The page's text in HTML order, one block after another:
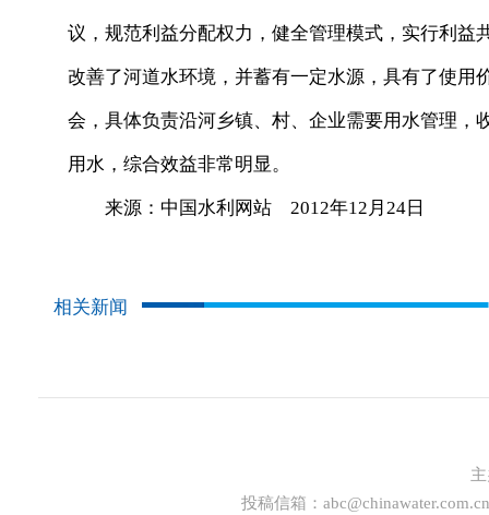
议，规范利益分配权力，健全管理模式，实行利
改善了河道水环境，并蓄有一定水源，具有了使
会，具体负责沿河乡镇、村、企业需要用水管理
用水，综合效益非常明显。
来源：中国水利网站 2012年12月24日
相关新闻
投稿信箱： abc@chinawater.com.cn